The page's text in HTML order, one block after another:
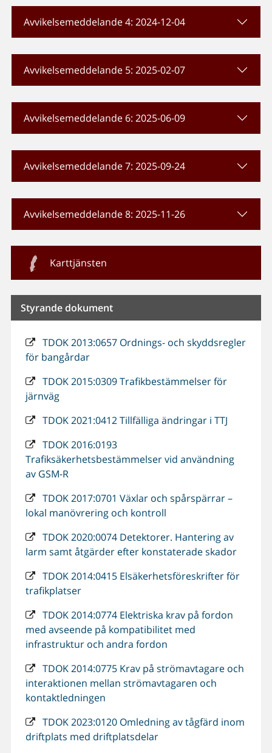
Avvikelsemeddelande 4: 2024-12-04
Avvikelsemeddelande 5: 2025-02-07
Avvikelsemeddelande 6: 2025-06-09
Avvikelsemeddelande 7: 2025-09-24
Avvikelsemeddelande 8: 2025-11-26
Karttjänsten
Styrande dokument
TDOK 2013:0657 Ordnings- och skyddsregler
för bangårdar
TDOK 2015:0309 Trafikbestämmelser för
järnväg
TDOK 2021:0412 Tillfälliga ändringar i TTJ
TDOK 2016:0193
Trafiksäkerhetsbestämmelser vid användning
av GSM-R
TDOK 2017:0701 Växlar och spårspärrar –
lokal manövrering och kontroll
TDOK 2020:0074 Detektorer. Hantering av
larm samt åtgärder efter konstaterade skador
TDOK 2014:0415 Elsäkerhetsföreskrifter för
trafikplatser
TDOK 2014:0774 Elektriska krav på fordon
med avseende på kompatibilitet med
infrastruktur och andra fordon
TDOK 2014:0775 Krav på strömavtagare och
interaktionen mellan strömavtagaren och
kontaktledningen
TDOK 2023:0120 Omledning av tågfärd inom
driftplats med driftplatsdelar